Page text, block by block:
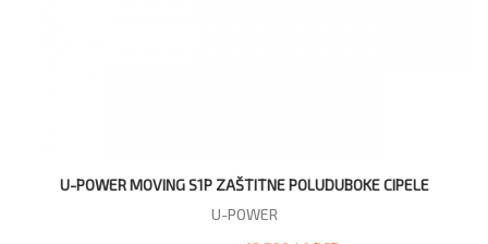
U-POWER MOVING S1P ZAŠTITNE POLUDUBOKE CIPELE
U-POWER